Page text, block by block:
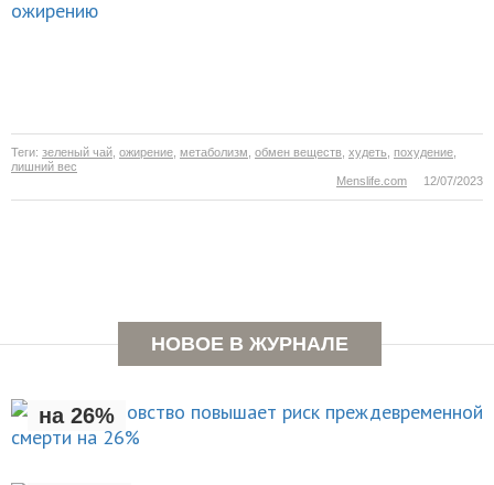
Теги: зеленый чай ожирение метаболизм обмен веществ худеть похудение
лишний вес
12/07/2023
Menslife.com
НОВОЕ В ЖУРНАЛЕ
Раннее отцовство повышает
на 26%
Чем занять себя на